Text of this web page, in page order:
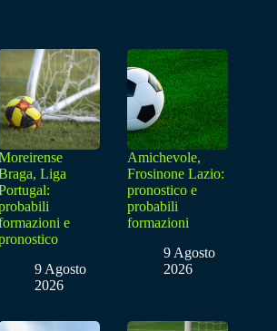
Liga
e
9 Agosto
2026
Amichevole,
Frosinone Lazio:
pronostico e
probabili
formazioni
9 Agosto
2026